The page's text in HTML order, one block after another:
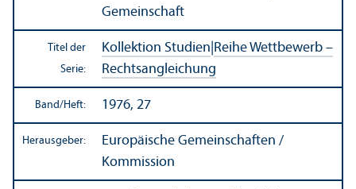
Gemeinschaft
Titel der
Serie:
Kollektion Studien Reihe Wettbewerb –
Rechts­angleich­ung
Band/Heft: 1976, 27
Herausgeber:
Europäische Gemeinschaften /
Kommission